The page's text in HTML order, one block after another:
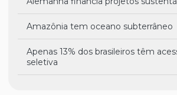
Amazônia tem oceano subterrâneo
Apenas 13% dos brasileiros têm
seletiva